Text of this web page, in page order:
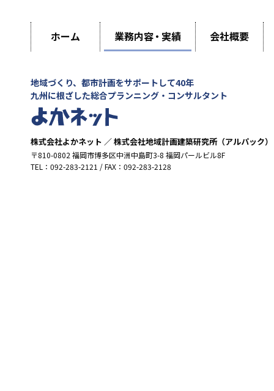
ホーム 業務内容・実績 会社概要
地域づくり、都市計画をサポートして40年
九州に根ざした総合プランニング・コンサルタント
株式会社よかネット ／ 株式会社地域計画建築研究所（アルパック
〒810-0802 福岡市博多区中洲中島町3-8 福岡パールビル8F
TEL：092-283-2121 / FAX：092-283-2128